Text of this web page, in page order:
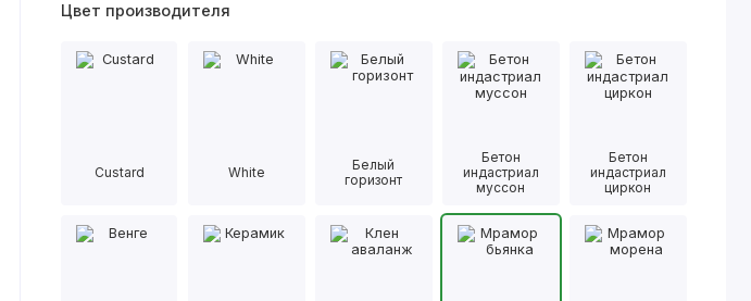
Цвет производителя
Custard White
Белый
горизонт
Бетон
индастриал
муссон
Бетон
индастриал
циркон